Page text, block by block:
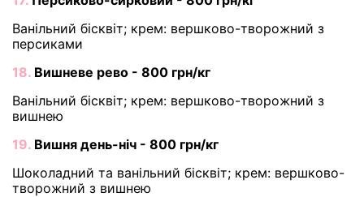
Ванільний бісквіт; крем: вершково-творожний з
персиками
18. Вишневе рево - 800 грн/кг
Ванільний бісквіт; крем: вершково-творожний з
вишнею
19. Вишня день-ніч - 800 грн/кг
Шоколадний та ванільний бісквіт; крем: вершково-
творожний з вишнею